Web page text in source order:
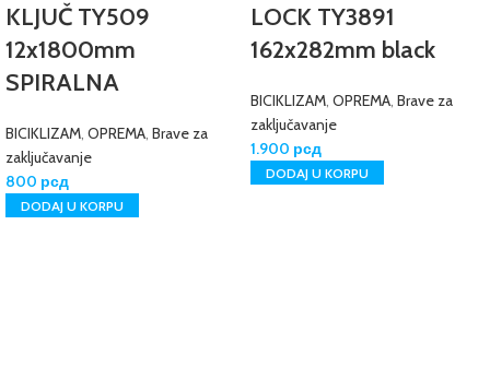
KLJUČ TY509
12x1800mm
SPIRALNA
BICIKLIZAM OPREMA Brave za
zaključavanje
800 рсд
DODAJ U KORPU
LOCK TY3891
162x282mm black
BICIKLIZAM OPREMA Brave za
zaključavanje
1.900 рсд
DODAJ U KORPU